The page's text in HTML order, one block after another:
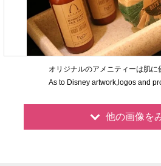
オリジナルのアメニティーは肌に
As to Disney artwork,logos and
他の画像を